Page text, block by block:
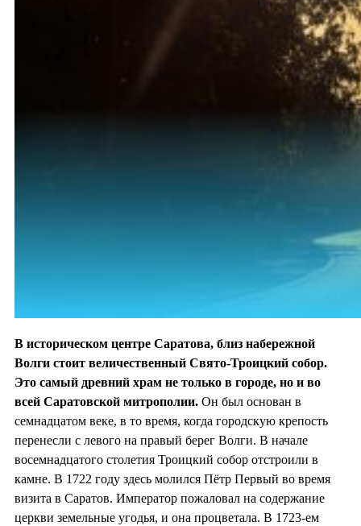
В историческом центре Саратова, близ набережной
Волги стоит величественный Свято-Троицкий собор.
Это самый древний храм не только в городе, но и во
всей Саратовской митрополии. Он был основан в
семнадцатом веке, в то время, когда городскую крепость
перенесли с левого на правый берег Волги. В начале
восемнадцатого столетия Троицкий собор отстроили в
камне. В 1722 году здесь молился Пётр Первый во время
визита в Саратов. Император пожаловал на содержание
церкви земельные угодья, и она процветала. В 1723-ем